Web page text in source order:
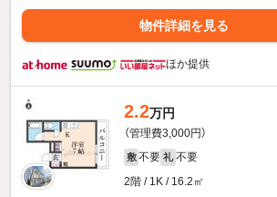
物件詳細を見る
ほか提供
2.2万円
（管理費3,000円）
敷 不要 礼 不要
2階 / 1K / 16.2㎡